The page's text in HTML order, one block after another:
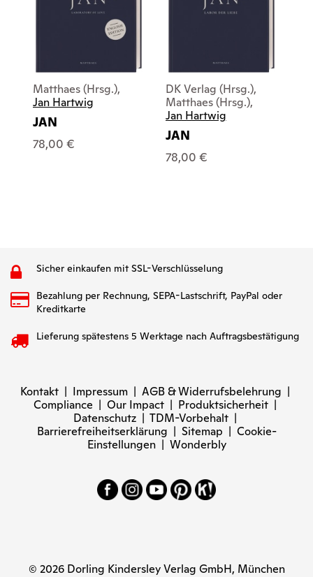
Matthaes (Hrsg.),
Jan Hartwig
JAN
78,00 €
DK Verlag (Hrsg.),
Matthaes (Hrsg.),
Jan Hartwig
JAN
78,00 €
Sicher einkaufen mit SSL-Verschlüsselung
Bezahlung per Rechnung, SEPA-Lastschrift, PayPal oder
Kreditkarte
Lieferung spätestens 5 Werktage nach Auftragsbestätigung
Kontakt | Impressum | AGB & Widerrufsbelehrung |
Compliance | Our Impact | Produktsicherheit |
Datenschutz | TDM-Vorbehalt |
Barrierefreiheitserklärung | Sitemap | Cookie-
Einstellungen| Wonderbly
© 2026 Dorling Kindersley Verlag GmbH, München